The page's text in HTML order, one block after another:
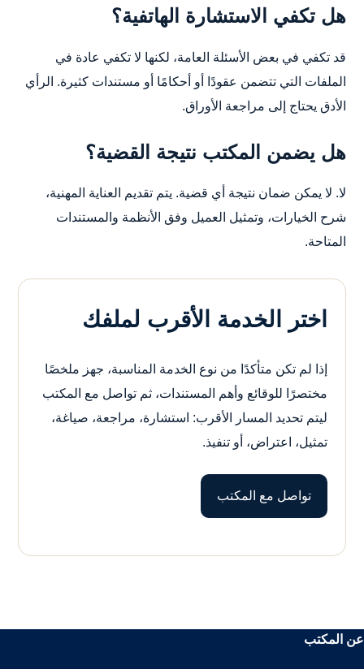
هل تكفي الاستشارة الهاتفية؟
قد تكفي في بعض الأسئلة العامة، لكنها لا تكفي عادة في
الملفات التي تتضمن عقودًا أو أحكامًا أو مستندات كثيرة. الرأي
الأدق يحتاج إلى مراجعة الأوراق.
هل يضمن المكتب نتيجة القضية؟
لا. لا يمكن ضمان نتيجة أي قضية. يتم تقديم العناية المهنية،
شرح الخيارات، وتمثيل العميل وفق الأنظمة والمستندات
المتاحة.
اختر الخدمة الأقرب لملفك
إذا لم تكن متأكدًا من نوع الخدمة المناسبة، جهز ملخصًا
مختصرًا للوقائع وأهم المستندات، ثم تواصل مع المكتب
ليتم تحديد المسار الأقرب: استشارة، مراجعة، صياغة،
تمثيل، اعتراض، أو تنفيذ.
تواصل مع المكتب
عن المكتب